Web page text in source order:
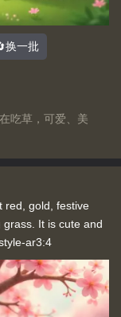
换一批
吃草，可爱、美
red, gold, festive
It is cute and
ar3:4